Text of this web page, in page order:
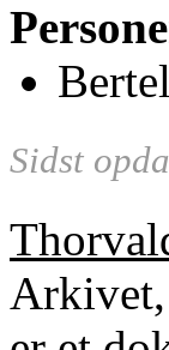
Sidst
Arkivet,